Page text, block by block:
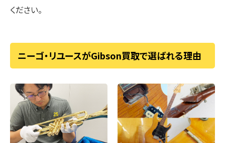
ください。
ニーゴ・リユースがGibson買取で選ばれる理由